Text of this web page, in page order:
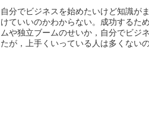
自分でビジネスを始めたいけど知識が
けていいのかわからない。成功するた
ムや独立ブームのせいか，自分でビジ
たが，上手くいっている人は多くない